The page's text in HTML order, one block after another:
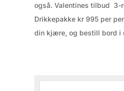
også. Valentines tilbud 3-
Drikkepakke kr 995 per
din kjære, og bestill bord i